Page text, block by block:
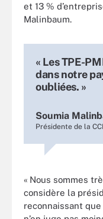
et 13 %
Malinbaum.
« Les TPE-
dans notre
oubliées. »
Soumia
Présidente de la
« Nous sommes
considère la
reconnaissant que